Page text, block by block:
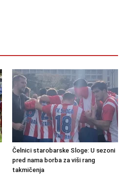
Čelnici starobarske Sloge: U sezoni
pred nama borba za viši rang
takmičenja